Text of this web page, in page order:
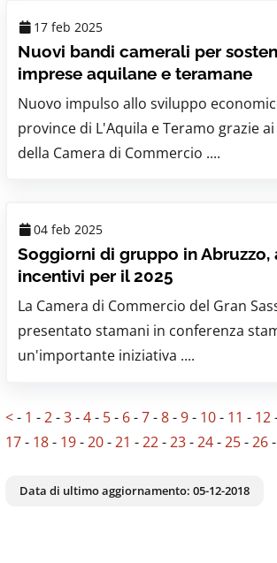
17 feb 2025
Nuovi bandi camerali per
imprese aquilane e teramane
Nuovo impulso allo sviluppo
province di L'Aquila e Teramo grazie
della Camera di Commercio ....
04 feb 2025
Soggiorni di gruppo in Abruzzo,
incentivi per il 2025
La Camera di Commercio del Gran
presentato stamani in conferenza
un'importante iniziativa ....
<- 1 -2-3-4- 5- 6-7-8-9- 10- 11 - 12
17- 18- 19-20-21 -22-23-24-25-26-
Data di ultimo aggiornamento: 05-12-2018